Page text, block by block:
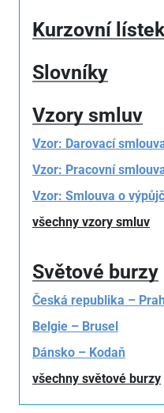
Kurzovní lístek
Slovníky
Vzory smluv
Vzor: Darovací
Vzor: Pracovní
Vzor: Smlouva o
všechny vzory smluv
Světové burzy
Česká republika –
Belgie – Brusel
Dánsko – Kodaň
všechny světové burzy